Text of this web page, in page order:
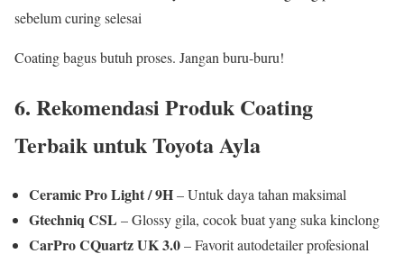
sebelum curing selesai
Coating bagus butuh proses. Jangan buru-buru!
6. Rekomendasi Produk Coating
Terbaik untuk Toyota Ayla
Ceramic Pro Light / 9H– Untuk daya tahan maksimal
Gtechniq CSL – Glossy gila, cocok buat yang suka kinclong
CarPro CQuartz UK 3.0– Favorit autodetailer profesional